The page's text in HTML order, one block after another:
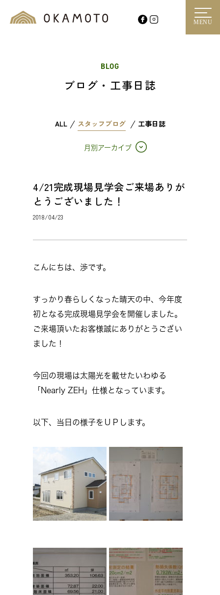
MENU
BLOG
ブログ・工事日誌
ALL スタッフブログ 工事日誌
月別アーカイブ
4/21完成現場見学会ご来場ありが
とうございました！
2018/04/23
こんにちは、渉です。
すっかり春らしくなった晴天の中、今年度
初となる完成現場見学会を開催しました。
ご来場頂いたお客様誠にありがとうござい
ました！
今回の現場は太陽光を載せたいわゆる
「Nearly ZEH」仕様となっています。
以下、当日の様子をＵＰします。